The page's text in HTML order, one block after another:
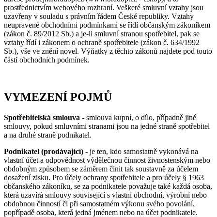
prostřednictvím webového rozhraní. Veškeré smluvní vztahy jsou
uzavřeny v souladu s právním řádem České republiky. Vztahy
neupravené obchodními podmínkami se řídí občanským zákoníkem
(zákon č. 89/2012 Sb.) a je-li smluvní stranou spotřebitel, pak se
vztahy řídí i zákonem o ochraně spotřebitele (zákon č. 634/1992
Sb.), vše ve znění novel. Výňatky z těchto zákonů najdete pod touto
částí obchodních podmínek.
VYMEZENÍ POJMŮ
Spotřebitelská smlouva - smlouva kupní, o dílo, případně jiné
smlouvy, pokud smluvními stranami jsou na jedné straně spotřebitel
a na druhé straně podnikatel.
Podnikatel (prodávající) - je ten, kdo samostatně vykonává na
vlastní účet a odpovědnost výdělečnou činnost živnostenským nebo
obdobným způsobem se záměrem činit tak soustavně za účelem
dosažení zisku. Pro účely ochrany spotřebitele a pro účely § 1963
občanského zákoníku, se za podnikatele považuje také každá osoba,
která uzavírá smlouvy související s vlastní obchodní, výrobní nebo
obdobnou činností či při samostatném výkonu svého povolání,
popřípadě osoba, která jedná jménem nebo na účet podnikatele.